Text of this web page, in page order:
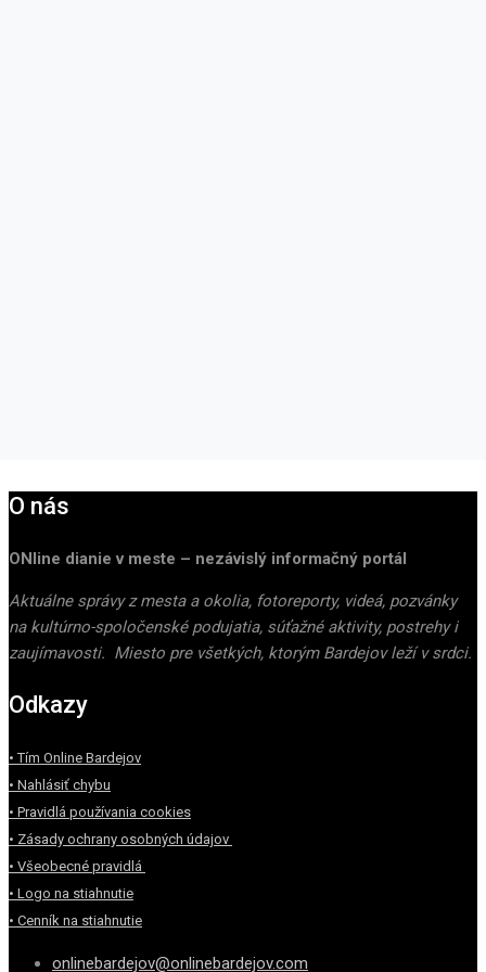
O nás
ONline dianie v meste – nezávislý informačný portál
Aktuálne správy z mesta a okolia, fotoreporty, videá, pozvánky
na kultúrno-spoločenské podujatia, súťažné aktivity, postrehy i
zaujímavosti. Miesto pre všetkých, ktorým Bardejov leží v srdci.
Odkazy
• Tím Online Bardejov
• Nahlásiť chybu
• Pravidlá používania cookies
• Zásady ochrany osobných údajov
• Všeobecné pravidlá
• Logo na stiahnutie
• Cenník na stiahnutie
onlinebardejov@onlinebardejov.com